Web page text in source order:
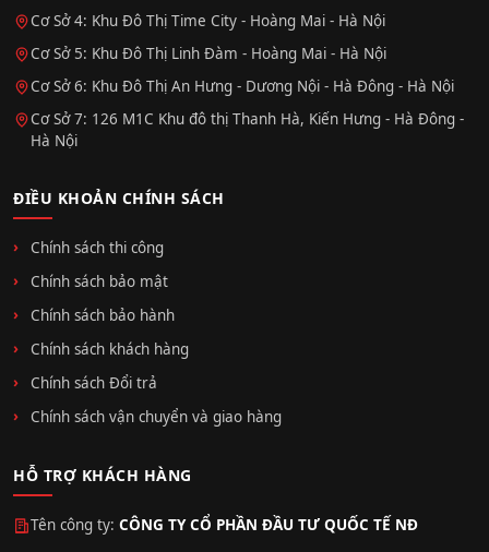
Cơ Sở 4: Khu Đô Thị Time City - Hoàng Mai - Hà Nội
Cơ Sở 5: Khu Đô Thị Linh Đàm - Hoàng Mai - Hà Nội
Cơ Sở 6: Khu Đô Thị An Hưng - Dương Nội - Hà Đông - Hà Nội
Cơ Sở 7: 126 M1C Khu đô thị Thanh Hà, Kiến Hưng - Hà Đông -
Hà Nội
ĐIỀU KHOẢN CHÍNH SÁCH
Chính sách thi công
Chính sách bảo mật
Chính sách bảo hành
Chính sách khách hàng
Chính sách Đổi trả
Chính sách vận chuyển và giao hàng
HỖ TRỢ KHÁCH HÀNG
Tên công ty: CÔNG TY CỔ PHẦN ĐẦU TƯ QUỐC TẾ NĐ